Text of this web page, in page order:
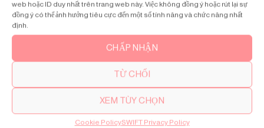
web hoặc ID duy nhất trên trang web này. Việc không đồng ý hoặc rút lại sự
đồng ý có thể ảnh hưởng tiêu cực đến một số tính năng và chức năng nhất
định.
CHẤP NHẬN
TỪ CHỐI
XEM TÙY CHỌN
Cookie PolicySWIFT Privacy Policy
Panel kính và nhiều lựa chọn hoàn thiện cao cấp.
3. Thang Máy Khung Nhôm Trắng Chuyên Biệt Từ
Những mẫu thang máy này kết hợp hoàn hảo giữa thẩm mỹ